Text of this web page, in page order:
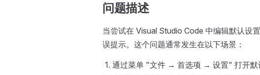
问题描述
当尝试在 Visual Studio Code 中编辑默认设
误提示。这个问题通常发生在以下场景：
通过菜单 "文件 → 首选项 → 设置" 打开默